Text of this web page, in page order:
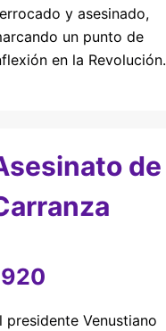
y asesinado,
un punto de
en la Revolución.
de
presidente Venustiano